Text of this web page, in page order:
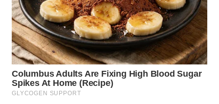
WN
BOGOR
WN
DEPOK
WN